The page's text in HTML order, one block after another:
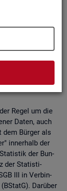
Regel um die
Daten, auch
Bür­ger als
in­ner­halb der
der Bun­
der Sta­tis­ti­
III in Ver­bin­
Dar­über